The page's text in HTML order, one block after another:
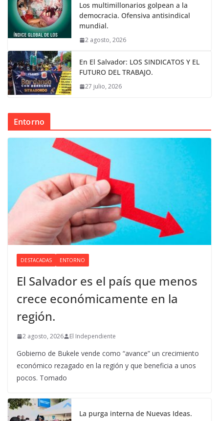
Los multimillonarios golpean a la
democracia. Ofensiva antisindical
mundial.
2 agosto, 2026
En El Salvador: LOS SINDICATOS Y EL
FUTURO DEL TRABAJO.
27 julio, 2026
Entorno
DESTACADAS ENTORNO
El Salvador es el país que menos
crece económicamente en la
región.
2 agosto, 2026 El Independiente
Gobierno de Bukele vende como “avance” un crecimiento
económico rezagado en la región y que beneficia a unos
pocos. Tomado
La purga interna de Nuevas Ideas.